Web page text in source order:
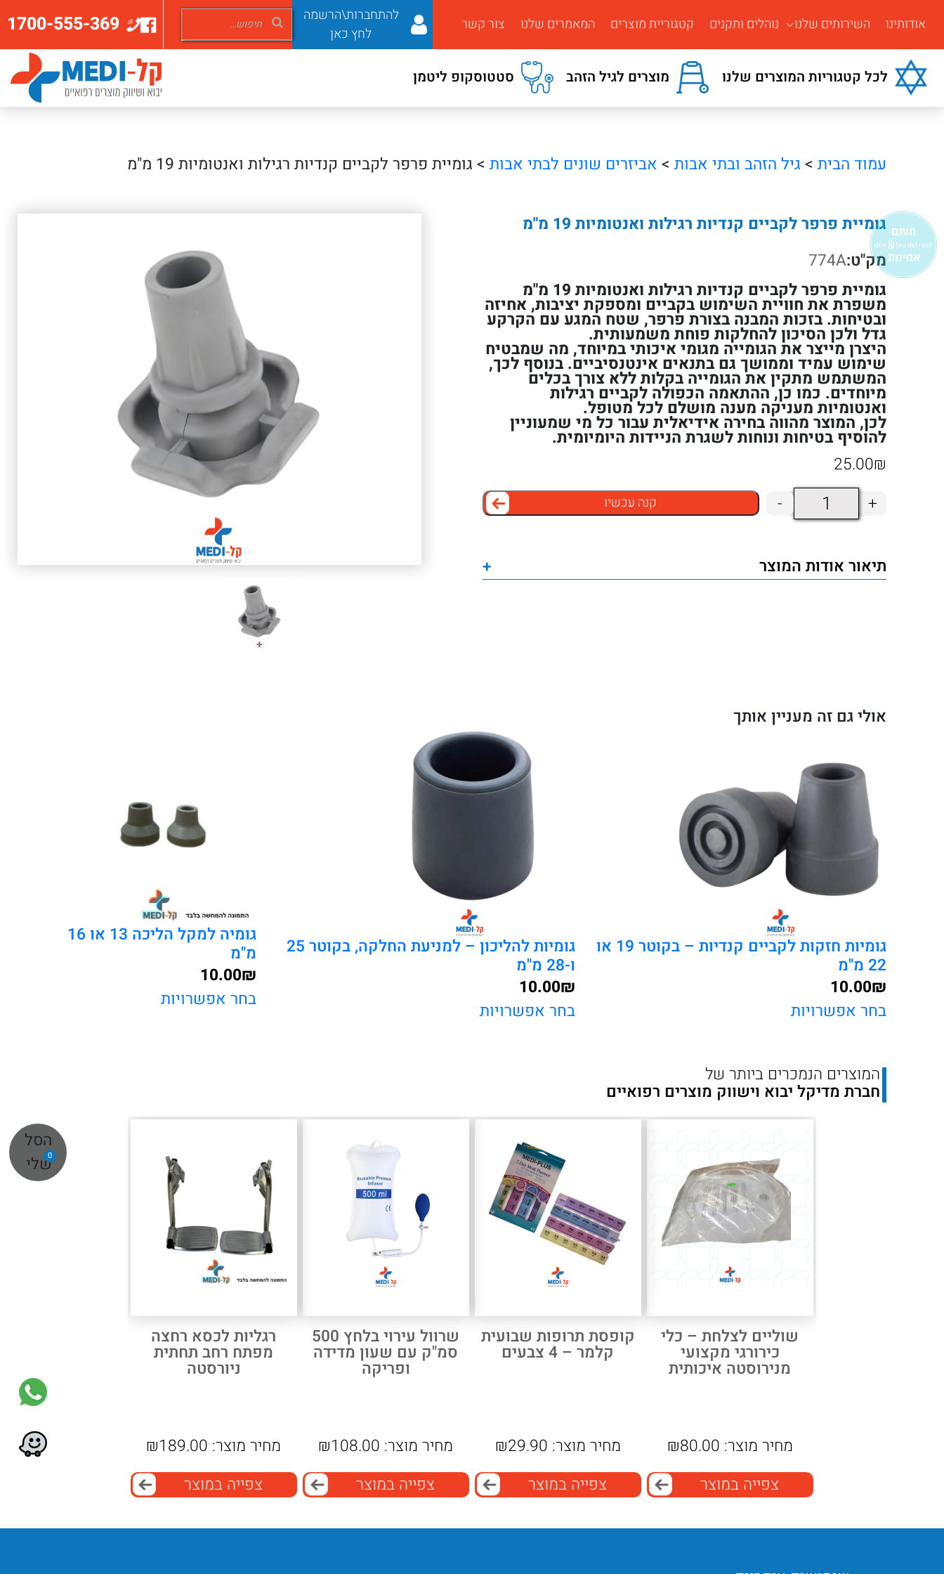
אודותינו השירותים שלנו נוהלים ותקנים קטגוריית מוצרים המאמרים שלנו צור קשר
להתחברות\הרשמה
לחץ כאן
1700-555-369
לכל קטגוריות המוצרים שלנו מוצרים לגיל הזהב סטטוסקופ ליטמן
0
הסל
שלי
עמוד הבית > גיל הזהב ובתי אבות > אביזרים שונים לבתי אבות > גומיית פרפר לקביים קנדיות רגילות ואנטומיות 19 מ"מ
גומיית פרפר לקביים קנדיות רגילות ואנטומיות 19 מ"מ
מק"ט:774A
גומיית פרפר לקביים קנדיות רגילות ואנטומיות 19 מ"מ
משפרת את חוויית השימוש בקביים ומספקת יציבות, אחיזה
ובטיחות. בזכות המבנה בצורת פרפר, שטח המגע עם הקרקע
גדל ולכן הסיכון להחלקות פוחת משמעותית.
היצרן מייצר את הגומייה מגומי איכותי במיוחד, מה שמבטיח
שימוש עמיד וממושך גם בתנאים אינטנסיביים. בנוסף לכך,
המשתמש מתקין את הגומייה בקלות ללא צורך בכלים
מיוחדים. כמו כן, ההתאמה הכפולה לקביים רגילות
ואנטומיות מעניקה מענה מושלם לכל מטופל.
לכן, המוצר מהווה בחירה אידיאלית עבור כל מי שמעוניין
להוסיף בטיחות ונוחות לשגרת הניידות היומיומית.
₪
25.00
+
כמות
של
פרפר
מ"מ
- קנה עכשיו
תיאור אודות המוצר +
אולי גם זה מעניין אותך
גומיות חזקות לקביים קנדיות – בקוטר 19 או
22 מ"מ
₪
10.00
בחר אפשרויות
גומיות להליכון – למניעת החלקה, בקוטר 25
ו-28 מ"מ
₪
10.00
בחר אפשרויות
גומיה למקל הליכה 13 או 16
מ"מ
₪
10.00
בחר אפשרויות
המוצרים הנמכרים ביותר של
חברת מדיקל יבוא וישווק מוצרים רפואיים
שוליים לצלחת – כלי
כירורגי מקצועי
מנירוסטה איכותית
מחיר מוצר: ₪80.00
צפייה במוצר
קופסת תרופות שבועית
קלמר – 4 צבעים
מחיר מוצר: ₪29.90
צפייה במוצר
שרוול עירוי בלחץ 500
סמ"ק עם שעון מדידה
ופריקה
מחיר מוצר: ₪108.00
צפייה במוצר
רגליות לכסא רחצה
מפתח רחב תחתית
ניורסטה
מחיר מוצר: ₪189.00
צפייה במוצר